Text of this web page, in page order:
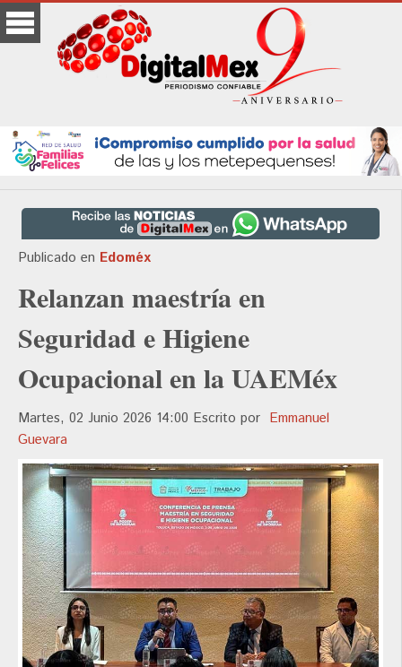
Publicado en Edoméx
Relanzan maestría en
Seguridad e Higiene
Ocupacional en la UAEMéx
Martes, 02 Junio 2026 14:00 Escrito por Emmanuel
Guevara